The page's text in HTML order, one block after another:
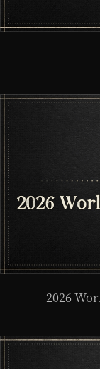
2026